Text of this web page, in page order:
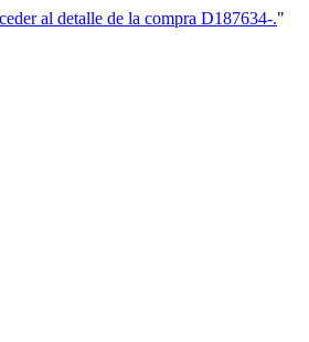
al detalle de la compra D187634-."